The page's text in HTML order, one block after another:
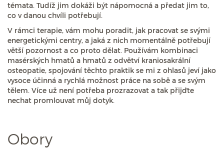
témata. Tudíž jim dokáži být nápomocná a předat jim to,
co v danou chvíli potřebují.
V rámci terapie, vám mohu poradit, jak pracovat se svými
energetickými centry, a jaká z nich momentálně potřebují
větší pozornost a co proto dělat. Používám kombinaci
masérských hmatů a hmatů z odvětví kraniosakrální
osteopatie, spojování těchto praktik se mi z ohlasů jeví jako
vysoce účinná a rychlá možnost práce na sobě a se svým
tělem. Více už není potřeba prozrazovat a tak přijďte
nechat promlouvat můj dotyk.
Obory